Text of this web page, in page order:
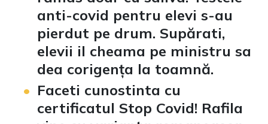
anti-covid pentru elevi s-au
pierdut pe drum. Supărati,
elevii il cheama pe ministru sa
dea corigența la toamnă.
Faceti cunostinta cu
certificatul Stop Covid! Rafila